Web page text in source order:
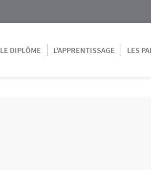
LE DIPLÔME
L'APPRENTISSAGE LES